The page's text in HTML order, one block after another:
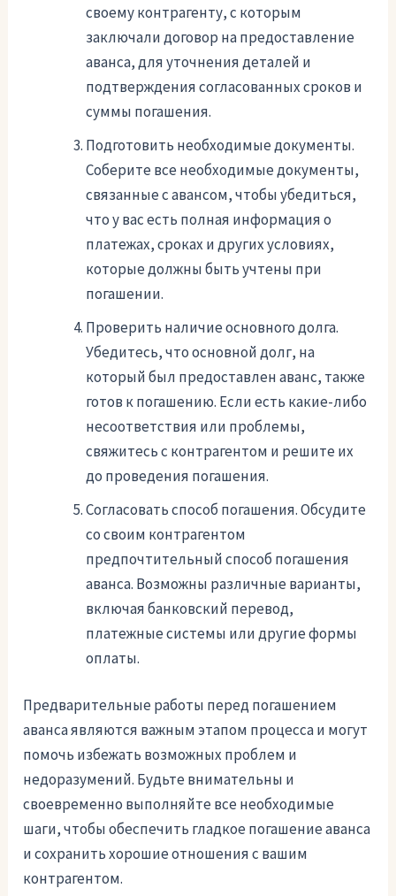
своему контрагенту, с которым
заключали договор на предоставление
аванса, для уточнения деталей и
подтверждения согласованных сроков и
суммы погашения.
Подготовить необходимые документы.
Соберите все необходимые документы,
связанные с авансом, чтобы убедиться,
что у вас есть полная информация о
платежах, сроках и других условиях,
которые должны быть учтены при
погашении.
Проверить наличие основного долга.
Убедитесь, что основной долг, на
который был предоставлен аванс, также
готов к погашению. Если есть какие-либо
несоответствия или проблемы,
свяжитесь с контрагентом и решите их
до проведения погашения.
Согласовать способ погашения. Обсудите
со своим контрагентом
предпочтительный способ погашения
аванса. Возможны различные варианты,
включая банковский перевод,
платежные системы или другие формы
оплаты.
Предварительные работы перед погашением
аванса являются важным этапом процесса и могут
помочь избежать возможных проблем и
недоразумений. Будьте внимательны и
своевременно выполняйте все необходимые
шаги, чтобы обеспечить гладкое погашение аванса
и сохранить хорошие отношения с вашим
контрагентом.